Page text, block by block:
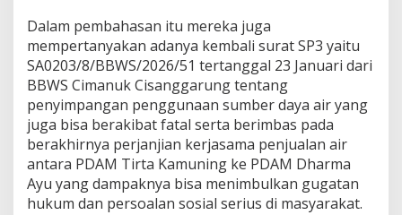
Dalam pembahasan itu mereka juga
mempertanyakan adanya kembali surat SP3 yaitu
SA0203/8/BBWS/2026/51 tertanggal 23 Januari dari
BBWS Cimanuk Cisanggarung tentang
penyimpangan penggunaan sumber daya air yang
juga bisa berakibat fatal serta berimbas pada
berakhirnya perjanjian kerjasama penjualan air
antara PDAM Tirta Kamuning ke PDAM Dharma
Ayu yang dampaknya bisa menimbulkan gugatan
hukum dan persoalan sosial serius di masyarakat.